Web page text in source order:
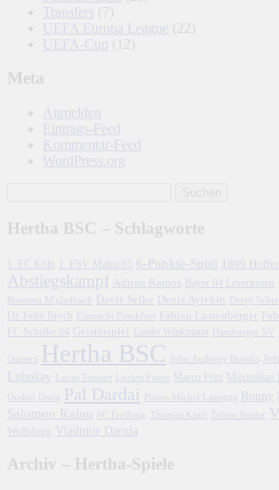
Transfers (7)
UEFA Europa League (22)
UEFA-Cup (12)
Meta
Anmelden
Eintrags-Feed
Kommentar-Feed
WordPress.org
Hertha BSC – Schlagworte
1. FC Köln 1. FSV Mainz 05 6-Punkte-Spiel 1899
Abstiegskampf Adrian Ramos Bayer 04 Leverkusen
Borussia M'gladbach Davie Selke Deniz Aytekin Derry
Dr. Felix Brych
Fabian Lustenberger
FC Schalke 04 Geisterspiel Guido Winkmann Hamburger SV
Hertha BSC
Luhukay
Marco Fritz Maximilian
Pal Dardai Pierre-Michel Lasogga Ronny
Salomon Kalou SC Freiburg Thomas Kraft Tobias Stieler
Wolfsburg Vladimir Darida
Archiv – Hertha-Spiele